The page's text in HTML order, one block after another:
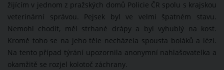
žijícím v jednom z pražských domů Policie ČR spolu s krajskou
veterinární správou. Pejsek byl ve velmi špatném stavu.
Nemohl chodit, měl strhané drápy a byl vyhublý na kost.
Kromě toho se na jeho těle necházela spousta boláků a lézí.
Na tento případ týrání upozornila anonymní nahlašovatelka a
okamžitě se rozjel kolotoč záchrany.